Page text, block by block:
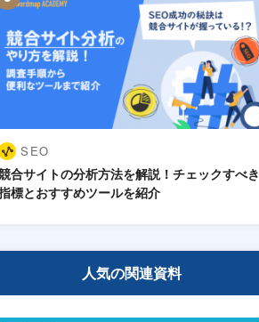
SEO
合サイトの分析方法を解説！チェックすべき
標とおすすめツールを紹介
人気の関連資料